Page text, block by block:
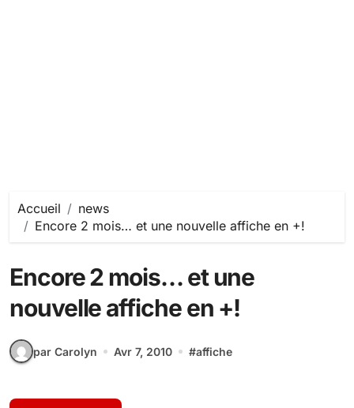
Accueil
news
Encore 2 mois… et une nouvelle affiche en +!
Encore 2 mois… et une
nouvelle affiche en +!
par Carolyn Avr 7, 2010 #affiche